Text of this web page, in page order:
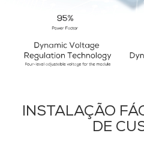
INSTALAÇÃO
DE